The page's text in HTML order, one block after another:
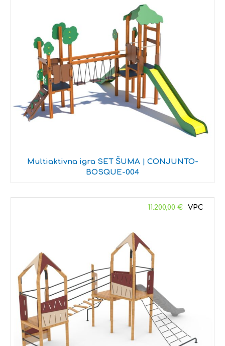
Multiaktivna igra SET ŠUMA | CONJUNTO-
BOSQUE-004
11.200,00 €